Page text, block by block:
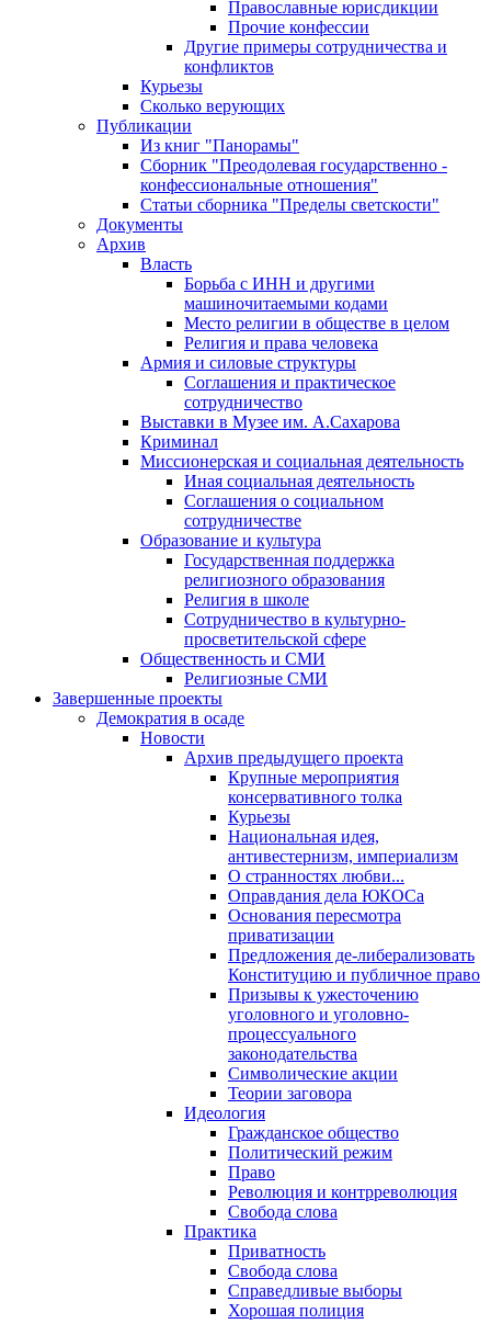
Православные юрисдикции
Прочие конфессии
Другие примеры сотрудничества и
конфликтов
Курьезы
Сколько верующих
Публикации
Из книг "Панорамы"
Сборник "Преодолевая государственно -
конфессиональные отношения"
Статьи сборника "Пределы светскости"
Документы
Архив
Власть
Борьба с ИНН и другими
машиночитаемыми кодами
Место религии в обществе в целом
Религия и права человека
Армия и силовые структуры
Соглашения и практическое
сотрудничество
Выставки в Музее им. А.Сахарова
Криминал
Миссионерская и социальная деятельность
Иная социальная деятельность
Соглашения о социальном
сотрудничестве
Образование и культура
Государственная поддержка
религиозного образования
Религия в школе
Сотрудничество в культурно-
просветительской сфере
Общественность и СМИ
Религиозные СМИ
Завершенные проекты
Демократия в осаде
Новости
Архив предыдущего проекта
Крупные мероприятия
консервативного толка
Курьезы
Национальная идея,
антивестернизм, империализм
О странностях любви...
Оправдания дела ЮКОСа
Основания пересмотра
приватизации
Предложения де-либерализовать
Конституцию и публичное право
Призывы к ужесточению
уголовного и уголовно-
процессуального
законодательства
Символические акции
Теории заговора
Идеология
Гражданское общество
Политический режим
Право
Революция и контрреволюция
Свобода слова
Практика
Приватность
Свобода слова
Справедливые выборы
Хорошая полиция